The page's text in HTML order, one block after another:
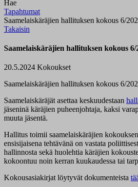
Hae
Tapahtumat
Saamelaiskäräjien hallituksen kokous 6/
Takaisin
Saamelaiskäräjien hallituksen kokous 6/
20.5.2024 Kokoukset
Saamelaiskäräjien hallituksen kokous 6/
Saamelaiskäräjät asettaa keskuudestaan
jäseninä käräjien puheenjohtaja, kaksi
muuta jäsentä.
Hallitus toimii saamelaiskäräjien
ensisijaisena tehtävänä on vastata
hallinnosta sekä huolehtia käräjien
kokoontuu noin kerran kuukaudessa tai
Kokousasiakirjat löytyvät dokumenteista